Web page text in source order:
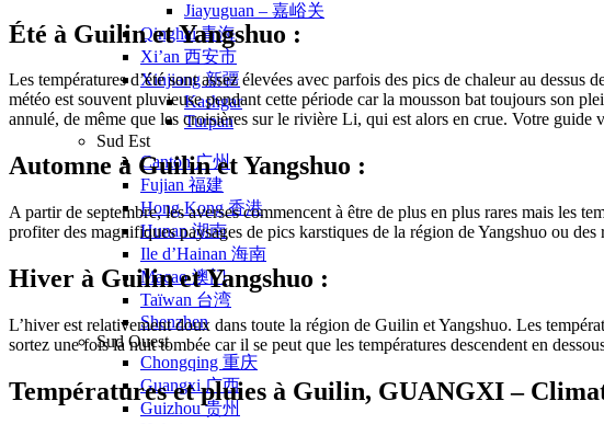
Jiayuguan – 嘉峪关
Qinghai 青海
Xi’an 西安市
Xinjiang 新疆
Kashgar
Turpan
Sud Est
Canton 广州
Fujian 福建
Hong Kong 香港
Hunan 湖南
Ile d’Hainan 海南
Macao 澳门
Taïwan 台湾
Shenzhen
Sud Ouest
Chongqing 重庆
Guangxi 广西
Guizhou 贵州
Été à Guilin et Yangshuo :
Les températures d’été sont assez élevées avec parfois des pics de chaleur au
météo est souvent pluvieuse pendant cette période car la mousson bat toujours son
annulé, de même que les croisières sur le rivière Li, qui est alors en crue. Votre guide
Automne à Guilin et Yangshuo :
A partir de septembre, les averses commencent à être de plus en plus rares mais les
profiter des magnifiques paysages de pics karstiques de la région de Yangshuo ou
Hiver à Guilin et Yangshuo :
L’hiver est relativement doux dans toute la région de Guilin et Yangshuo. Les
sortez une fois la nuit tombée car il se peut que les températures descendent en
Températures et pluies à Guilin, GUANGXI –